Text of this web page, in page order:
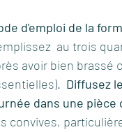
d'emploi de la
au trois
avoir bien brassé
Diffusez
dans une pièce
convives,